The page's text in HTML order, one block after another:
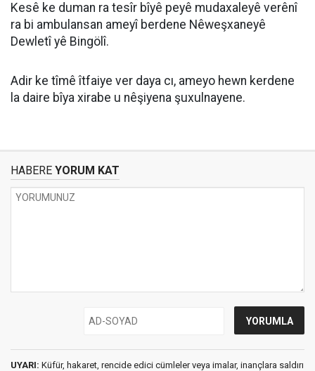
Kesê ke duman ra tesîr bîyê peyê mudaxaleyê verênî
ra bi ambulansan ameyî berdene Nêweşxaneyê
Dewletî yê Bingölî.
Adir ke tîmê îtfaiye ver daya cı, ameyo hewn kerdene
la daire bîya xirabe u nêşiyena şuxulnayene.
HABERE YORUM KAT
UYARI: Küfür, hakaret, rencide edici cümleler veya imalar, inançlara saldırı